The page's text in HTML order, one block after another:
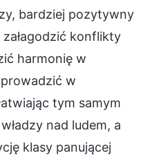
bardziej pozytywny
załagodzić konflikty
harmonię w
w
tym samym
nad ludem, a
klasy panującej